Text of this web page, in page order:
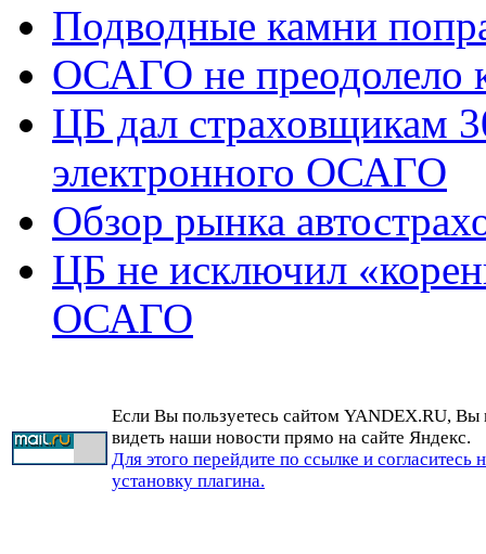
Подводные камни
ОСАГО не преодолело
ЦБ дал страховщикам
электронного ОСАГО
Обзор рынка
ЦБ не исключил
ОСАГО
Если Вы пользуетесь сайтом YANDEX.RU, Вы
видеть наши новости прямо на сайте Яндекс.
Для этого перейдите по ссылке и согласитесь
установку плагина.